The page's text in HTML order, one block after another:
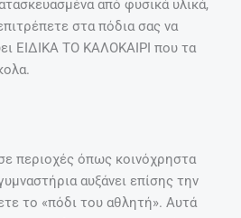
από φυσικά υλικά,
στα πόδια σας να
ΕΙΔΙΚΑ ΤΟ ΚΑΛΟΚΑΙΡΙ που τα
περιοχές όπως κοινόχρηστα
αυξάνει επίσης την
το «πόδι του αθλητή». Αυτά